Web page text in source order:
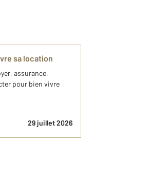
sa location
assurance,
pour bien vivre
29 juillet 2026